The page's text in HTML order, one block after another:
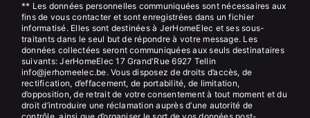
** Les données personnelles communiquées sont nécessaires aux
fins de vous contacter et sont enregistrées dans un fichier
informatisé. Elles sont destinées à JerHomeElec et ses sous-
traitants dans le seul but de répondre à votre message. Les
données collectées seront communiquées aux seuls destinataires
suivants: JerHomeElec 17 Grand'Rue 6927 Tellin
info@jerhomeelec.be. Vous disposez de droits d’accès, de
rectification, d’effacement, de portabilité, de limitation,
d’opposition, de retrait de votre consentement à tout moment et du
droit d’introduire une réclamation auprès d’une autorité de